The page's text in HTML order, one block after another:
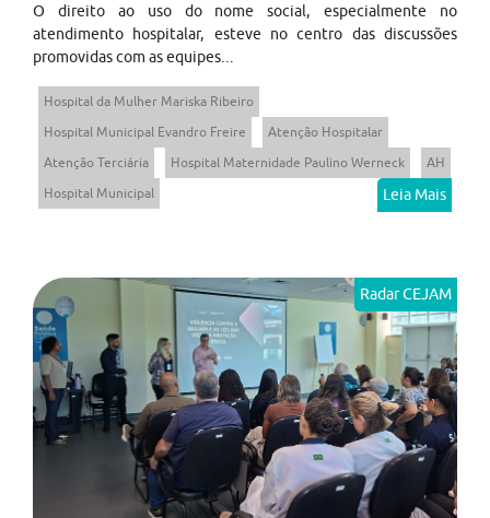
O direito ao uso do nome social, especialmente no
atendimento hospitalar, esteve no centro das discussões
promovidas com as equipes...
Hospital da Mulher Mariska Ribeiro
Hospital Municipal Evandro Freire
Atenção Hospitalar
Atenção Terciária
Hospital Maternidade Paulino Werneck
AH
Hospital Municipal
Leia Mais
Radar CEJAM